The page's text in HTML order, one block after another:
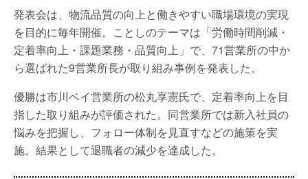
発表会は、物流品質の向上と働きやすい職場環境の実現
を目的に毎年開催。ことしのテーマは「労働時間削減・
定着率向上・課題業務・品質向上」で、71営業所の中か
ら選ばれた9営業所長が取り組み事例を発表した。
優勝は市川ベイ営業所の松丸享憲氏で、定着率向上を目
指した取り組みが評価された。同営業所では新入社員の
悩みを把握し、フォロー体制を見直すなどの施策を実
施。結果として退職者の減少を達成した。